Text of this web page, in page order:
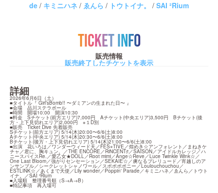
de / キミニハネ / ゑんら / トウトイナ。 / SAI ²Rium
TICKET INFO
販売情報
販売終了したチケットを表示
詳細
2026年6月6日（土）
■タイトル『 Girl’sBomb!! 〜ダミアンの生まれた日〜 』
■会場　品川ステラボール
■時間　開場10:00　開演10:30
■料金　Sチケット(前方エリア)7,000円　Aチケット(中央エリア)3,500円　Bチケット(後
方・上下見切れエリア)2,000円　※１D別
■販売　Ticket Dive 先着販売
Sチケット(前方エリア) 5/14(木)20:00〜6/6(土)8:00
Aチケット(中央エリア) 5/14(木)20:30〜6/6(土)8:00
Bチケット(後方・上下見切れエリア) 5/14(木)21:00〜6/6(土)8:00
■出演　花いろは／ワンダーウィード天／FES⭐︎TIVE／煌めき☆アンフォレント／まねきケ
チャ／君に、胸キュン。／THE ENCORE／RiNCENT♯／SAISON／アイドルカレッジ／ハ
ニースパイスRe.／愛乙女★DOLL／Root mimi／Ange☆Reve／Luce Twinkle Wink☆／
One Last Bloom／強がりセンセーション／SEKAIE☆／虜なるプレリュード／宵越しのア
ンサンブル／シークレットシャノワール／スポポポポニー／Loulouchouchou／
ESTLINK☆／あくまで天使／Lily wonder／Poppin' Parade／キミニハネ／ゑんら／トウト
イナ。／SAI ²Rium
■入場順　整理番号順（S→A→B）
■特記事項　再入場可